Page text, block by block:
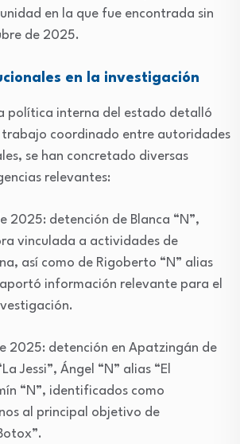
en la que fue encontrada sin
de 2025.
en la investigación
política interna del estado detalló
coordinado entre autoridades
se han concretado diversas
relevantes:
2025: detención de Blanca “N”,
vinculada a actividades de
así como de Rigoberto “N” alias
información relevante para el
2025: detención en Apatzingán de
Jessi”, Ángel “N” alias “El
“N”, identificados como
al principal objetivo de